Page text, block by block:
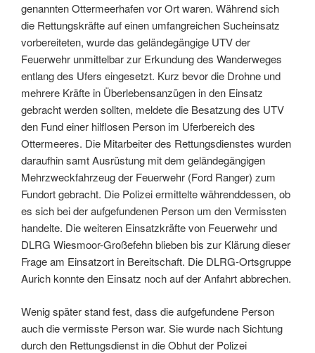
genannten Ottermeerhafen vor Ort waren. Während sich
die Rettungskräfte auf einen umfangreichen Sucheinsatz
vorbereiteten, wurde das geländegängige UTV der
Feuerwehr unmittelbar zur Erkundung des Wanderweges
entlang des Ufers eingesetzt. Kurz bevor die Drohne und
mehrere Kräfte in Überlebensanzügen in den Einsatz
gebracht werden sollten, meldete die Besatzung des UTV
den Fund einer hilflosen Person im Uferbereich des
Ottermeeres. Die Mitarbeiter des Rettungsdienstes wurden
daraufhin samt Ausrüstung mit dem geländegängigen
Mehrzweckfahrzeug der Feuerwehr (Ford Ranger) zum
Fundort gebracht. Die Polizei ermittelte währenddessen, ob
es sich bei der aufgefundenen Person um den Vermissten
handelte. Die weiteren Einsatzkräfte von Feuerwehr und
DLRG Wiesmoor-Großefehn blieben bis zur Klärung dieser
Frage am Einsatzort in Bereitschaft. Die DLRG-Ortsgruppe
Aurich konnte den Einsatz noch auf der Anfahrt abbrechen.
Wenig später stand fest, dass die aufgefundene Person
auch die vermisste Person war. Sie wurde nach Sichtung
durch den Rettungsdienst in die Obhut der Polizei